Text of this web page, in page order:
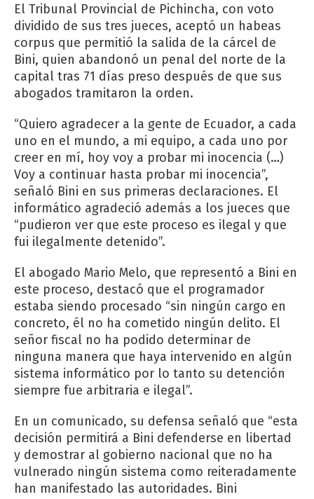
El Tribunal Provincial de Pichincha, con voto
dividido de sus tres jueces, aceptó un habeas
corpus que permitió la salida de la cárcel de
Bini, quien abandonó un penal del norte de la
capital tras 71 días preso después de que sus
abogados tramitaron la orden.
“Quiero agradecer a la gente de Ecuador, a cada
uno en el mundo, a mi equipo, a cada uno por
creer en mí, hoy voy a probar mi inocencia (…)
Voy a continuar hasta probar mi inocencia”,
señaló Bini en sus primeras declaraciones. El
informático agradeció además a los jueces que
“pudieron ver que este proceso es ilegal y que
fui ilegalmente detenido”.
El abogado Mario Melo, que representó a Bini en
este proceso, destacó que el programador
estaba siendo procesado “sin ningún cargo en
concreto, él no ha cometido ningún delito. El
señor fiscal no ha podido determinar de
ninguna manera que haya intervenido en algún
sistema informático por lo tanto su detención
siempre fue arbitraria e ilegal”.
En un comunicado, su defensa señaló que “esta
decisión permitirá a Bini defenderse en libertad
y demostrar al gobierno nacional que no ha
vulnerado ningún sistema como reiteradamente
han manifestado las autoridades. Bini